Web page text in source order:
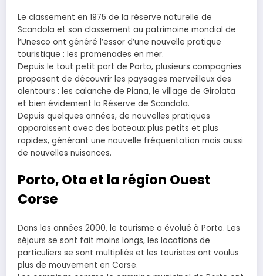
Le classement en 1975 de la réserve naturelle de
Scandola et son classement au patrimoine mondial de
l’Unesco ont généré l’essor d’une nouvelle pratique
touristique : les promenades en mer.
Depuis le tout petit port de Porto, plusieurs compagnies
proposent de découvrir les paysages merveilleux des
alentours : les calanche de Piana, le village de Girolata
et bien évidement la Réserve de Scandola.
Depuis quelques années, de nouvelles pratiques
apparaissent avec des bateaux plus petits et plus
rapides, générant une nouvelle fréquentation mais aussi
de nouvelles nuisances.
Porto, Ota et la région Ouest
Corse
Dans les années 2000, le tourisme a évolué à Porto. Les
séjours se sont fait moins longs, les locations de
particuliers se sont multipliés et les touristes ont voulus
plus de mouvement en Corse.